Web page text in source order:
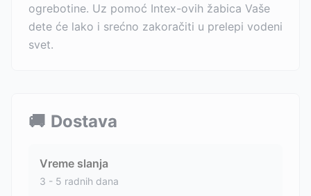
ogrebotine. Uz pomoć Intex-ovih žabica Vaše
dete će lako i srećno zakoračiti u prelepi vodeni
svet.
🚚 Dostava
Vreme slanja
3 - 5 radnih dana